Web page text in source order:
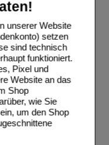
unserer Website
setzen
sind technisch
funktioniert.
Pixel und
Website an das
Shop
wie Sie
um den Shop